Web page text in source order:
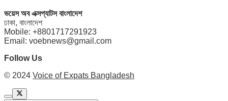
ভয়েস অব এক্সপ্যাটস বাংলাদেশ
ঢাকা, বাংলাদেশ
Mobile: +8801717291923
Email: voebnews@gmail.com
Follow Us
© 2024 Voice of Expats Bangladesh